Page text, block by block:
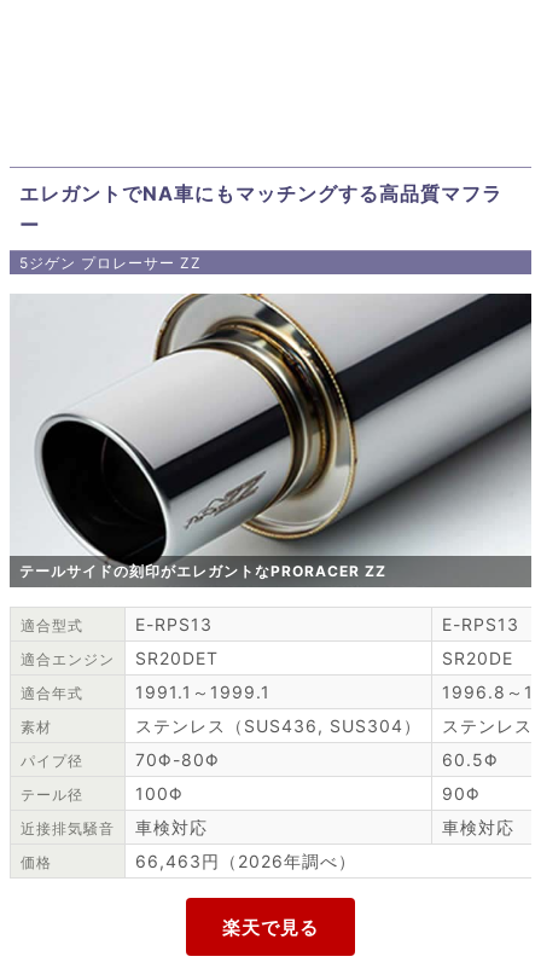
エレガントでNA車にもマッチングする高品質マフラ
ー
5ジゲン プロレーサー ZZ
テールサイドの刻印がエレガントなPRORACER ZZ
適合型式 E-RPS13 E-RPS13
適合エンジン SR20DET SR20DE
適合年式 1991.1～1999.1 1996.8～
素材 ステンレス（SUS436, SUS304） ステンレ
パイプ径 70Φ-80Φ 60.5Φ
テール径 100Φ 90Φ
近接排気騒音 車検対応 車検対応
価格 66,463円（2026年調べ）